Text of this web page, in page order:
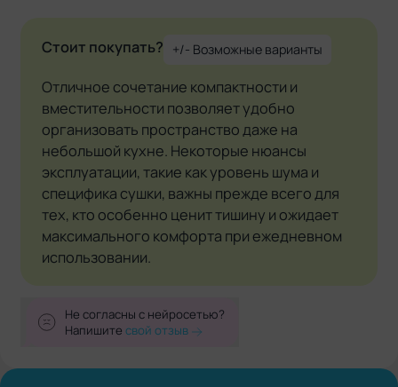
Стоит покупать? +/- Возможные варианты
Отличное сочетание компактности и
вместительности позволяет удобно
организовать пространство даже на
небольшой кухне. Некоторые нюансы
эксплуатации, такие как уровень шума и
специфика сушки, важны прежде всего для
тех, кто особенно ценит тишину и ожидает
максимального комфорта при ежедневном
использовании.
Не согласны с нейросетью?
Напишитесвой отзыв